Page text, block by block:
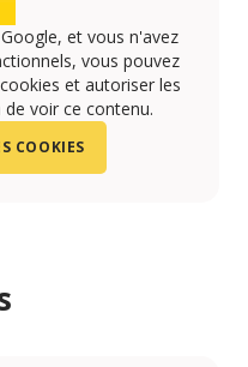
et vous n'avez
vous pouvez
et autoriser les
voir ce contenu.
COOKIES